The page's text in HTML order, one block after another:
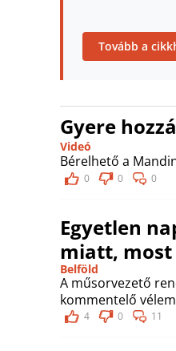
Tovább a
Gyere
Videó
Bérelhető a
0 0 0
Egyetlen
miatt,
Belföld
A műsorvezető
kommentelő
4 0 11